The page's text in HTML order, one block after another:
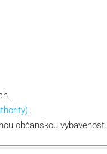
.
občanskou vybavenost.